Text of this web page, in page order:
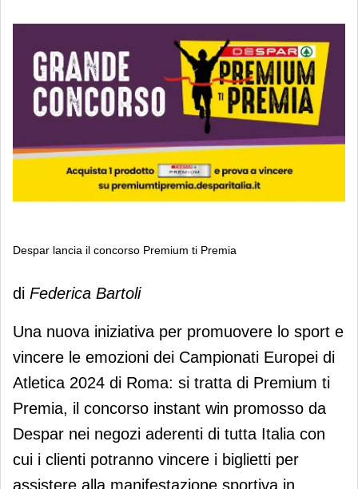
Despar lancia il concorso Premium ti Premia
Despar lancia il concorso Premium ti
Premia
di Federica Bartoli
Una nuova iniziativa per promuovere lo sport e
vincere le emozioni dei Campionati Europei di
Atletica 2024 di Roma: si tratta di Premium ti
Premia, il concorso instant win promosso da
Despar nei negozi aderenti di tutta Italia con
cui i clienti potranno vincere i biglietti per
assistere alla manifestazione sportiva in